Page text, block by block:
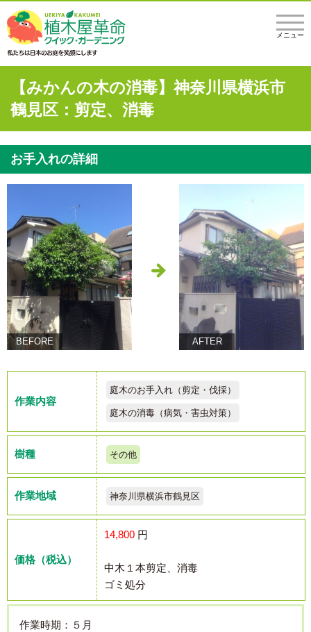
メニュー
【みかんの木の消毒】神奈川県横浜市
鶴見区：剪定、消毒
お手入れの詳細
BEFORE AFTER
作業内容
庭木のお手入れ（剪定・伐採）
庭木の消毒（病気・害虫対策）
樹種 その他
作業地域 神奈川県横浜市鶴見区
価格（税込）
14,800 円
中木１本剪定、消毒
ゴミ処分
作業時期：５月